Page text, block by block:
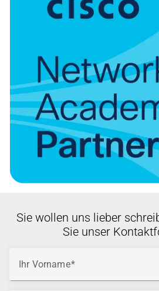
Sie wollen uns lieber
Sie unser
Ihr Vorname